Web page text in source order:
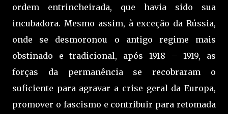
ordem entrincheirada, que havia sido sua
incubadora. Mesmo assim, à exceção da Rússia,
onde se desmoronou o antigo regime mais
obstinado e tradicional, após 1918 – 1919, as
forças da permanência se recobraram o
suficiente para agravar a crise geral da Europa,
promover o fascismo e contribuir para retomada